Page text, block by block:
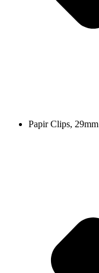
Papir Clips, 29mm